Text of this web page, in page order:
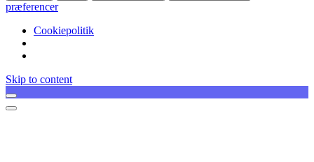
præferencer
Cookiepolitik
Skip to content